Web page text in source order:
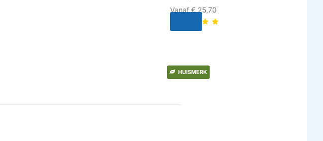
HUISMERK
Vanaf€ 25,70